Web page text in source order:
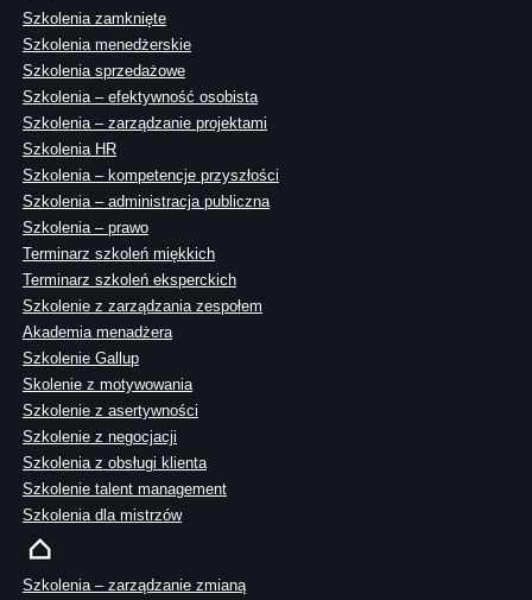
Szkolenia zamknięte
Szkolenia menedżerskie
Szkolenia sprzedażowe
Szkolenia – efektywność osobista
Szkolenia – zarządzanie projektami
Szkolenia HR
Szkolenia – kompetencje przyszłości
Szkolenia – administracja publiczna
Szkolenia – prawo
Terminarz szkoleń miękkich
Terminarz szkoleń eksperckich
Szkolenie z zarządzania zespołem
Akademia menadżera
Szkolenie Gallup
Skolenie z motywowania
Szkolenie z asertywności
Szkolenie z negocjacji
Szkolenia z obsługi klienta
Szkolenie talent management
Szkolenia dla mistrzów
Szkolenia – zarządzanie zmianą